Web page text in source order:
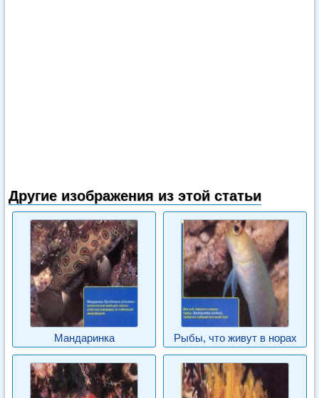
Другие изображения из этой статьи
Мандаринка Рыбы, что живут в норах